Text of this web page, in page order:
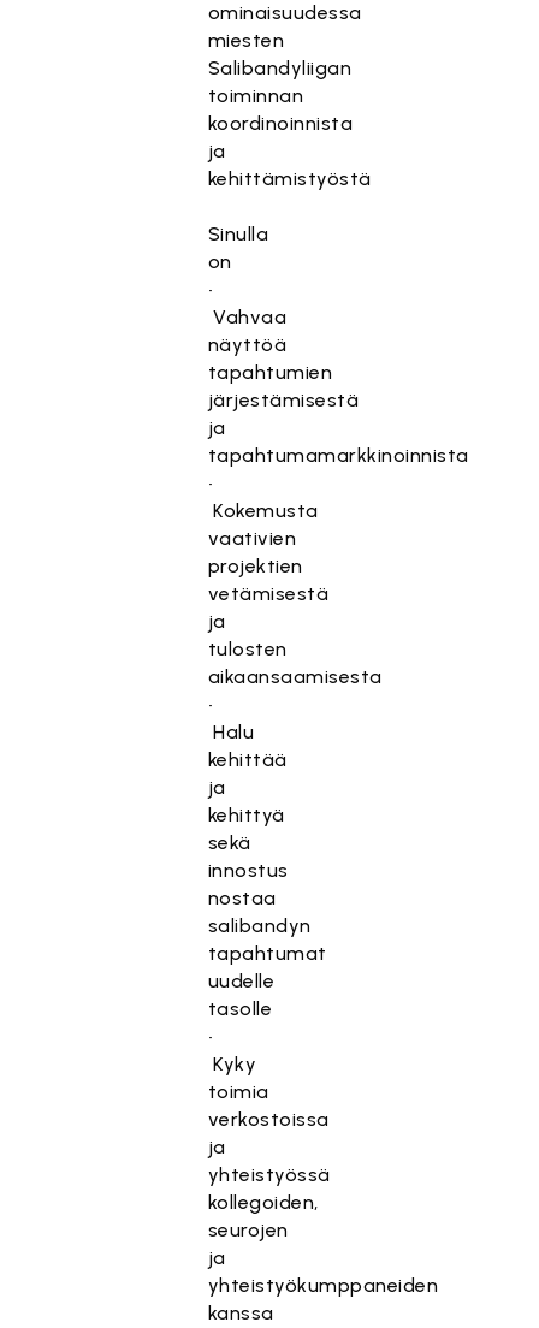
ominaisuudessa
miesten
Salibandyliigan
toiminnan
koordinoinnista
ja
kehittämistyöstä
Sinulla
on
•
Vahvaa
näyttöä
tapahtumien
järjestämisestä
ja
tapahtumamarkkinoinnista
•
Kokemusta
vaativien
projektien
vetämisestä
ja
tulosten
aikaansaamisesta
•
Halu
kehittää
ja
kehittyä
sekä
innostus
nostaa
salibandyn
tapahtumat
uudelle
tasolle
•
Kyky
toimia
verkostoissa
ja
yhteistyössä
kollegoiden,
seurojen
ja
yhteistyökumppaneiden
kanssa